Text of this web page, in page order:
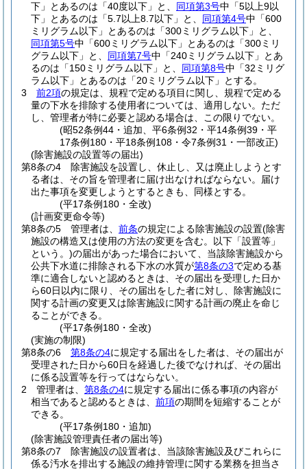
下」とあるのは「40度以下」と、 同項第3号中「5以上9以
下」とあるのは「5.7以上8.7以下」と、 同項第4号中「600
ミリグラム以下」とあるのは「300ミリグラム以下」と、
同項第5号中「600ミリグラム以下」とあるのは「300ミリ
グラム以下」と、 同項第7号中「240ミリグラム以下」とあ
るのは「150ミリグラム以下」と、 同項第8号中「32ミリグ
ラム以下」とあるのは「20ミリグラム以下」とする。
3
前2項の規定は、規程で定める項目に関し、規程で定める
量の下水を排除する使用者については、適用しない。 ただ
し、管理者が特に必要と認める場合は、この限りでない。
(昭52条例44・追加、平6条例32・平14条例39・平
17条例180・平18条例108・令7条例31・一部改正)
(除害施設の設置等の届出)
第8条の4
除害施設を設置し、休止し、又は廃止しようとす
る者は、その旨を管理者に届け出なければならない。
届け
出た事項を変更しようとするときも、同様とする。
(平17条例180・全改)
(計画変更命令等)
第8条の5
管理者は、 前条の規定による除害施設の設置(除害
施設の構造又は使用の方法の変更を含む。以下「設置等」
という。)の届出があった場合において、当該除害施設から
公共下水道に排除される下水の水質が第8条の3で定める基
準に適合しないと認めるときは、その届出を受理した日か
ら60日以内に限り、その届出をした者に対し、除害施設に
関する計画の変更又は除害施設に関する計画の廃止を命じ
ることができる。
(平17条例180・全改)
(実施の制限)
第8条の6
第8条の4に規定する届出をした者は、その届出が
受理された日から60日を経過した後でなければ、その届出
に係る設置等を行ってはならない。
2
管理者は、 第8条の4に規定する届出に係る事項の内容が
相当であると認めるときは、 前項の期間を短縮することが
できる。
(平17条例180・追加)
(除害施設管理責任者の届出等)
第8条の7
除害施設の設置者は、当該除害施設及びこれらに
係る汚水を排出する施設の維持管理に関する業務を担当さ